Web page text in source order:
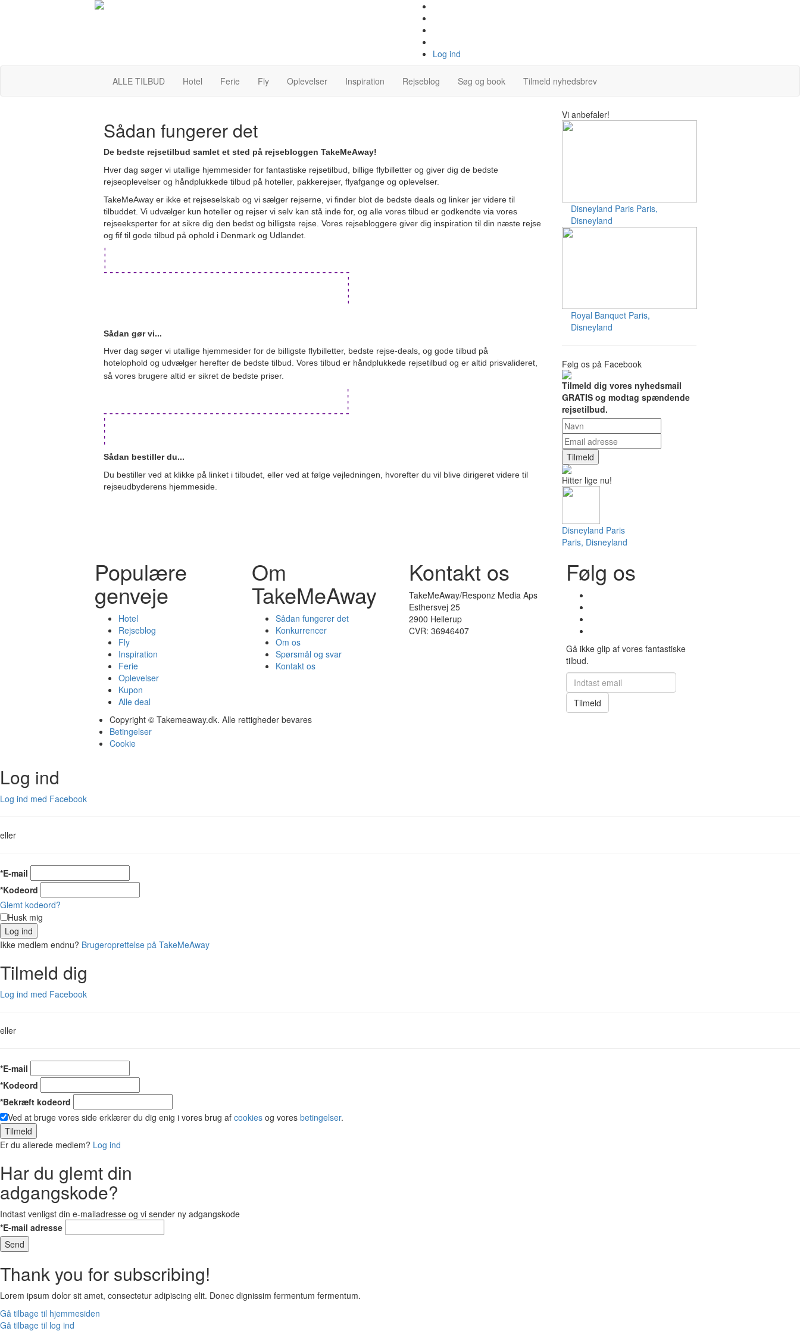
Log ind
ALLE TILBUD Hotel Ferie Fly Oplevelser Inspiration Rejseblog Søg og book Tilmeld nyhedsbrev
Sådan fungerer det
De bedste rejsetilbud samlet et sted på rejsebloggen TakeMeAway!
Hver dag søger vi utallige hjemmesider for fantastiske rejsetilbud, billige flybilletter og giver dig de bedste
rejseoplevelser og håndplukkede tilbud på hoteller, pakkerejser, flyafgange og oplevelser.
TakeMeAway er ikke et rejseselskab og vi sælger rejserne, vi finder blot de bedste deals og linker jer videre til
tilbuddet. Vi udvælger kun hoteller og rejser vi selv kan stå inde for, og alle vores tilbud er godkendte via vores
rejseeksperter for at sikre dig den bedst og billigste rejse. Vores rejsebloggere giver dig inspiration til din næste rejse
og fif til gode tilbud på ophold i Denmark og Udlandet.
Sådan gør vi...
Hver dag søger vi utallige hjemmesider for de billigste flybilletter, bedste rejse-deals, og gode tilbud på
hotelophold og udvælger herefter de bedste tilbud Vores tilbud er håndplukkede rejsetilbud og er altid prisvalideret,
så vores brugere altid er sikret de bedste priser.
Sådan bestiller du...
Du bestiller ved at klikke på linket i tilbudet, eller ved at følge vejledningen,
hvorefter du vil blive dirigeret videre til
rejseudbyderens hjemmeside.
Vi anbefaler!
Disneyland Paris Paris,
Disneyland
Royal Banquet Paris,
Disneyland
Følg os på Facebook
Tilmeld dig vores nyhedsmail
GRATIS og modtag spændende
rejsetilbud.
Tilmeld
Hitter lige nu!
Disneyland Paris
Paris, Disneyland
Populære
genveje
Hotel
Rejseblog
Fly
Inspiration
Ferie
Oplevelser
Kupon
Alle deal
Om
TakeMeAway
Sådan fungerer det
Konkurrencer
Om os
Spørsmål og svar
Kontakt os
Kontakt os
TakeMeAway/Responz Media Aps
Esthersvej 25
2900 Hellerup
CVR: 36946407
Følg os
Gå ikke glip af vores fantastiske
tilbud.
Tilmeld
Copyright © Takemeaway.dk. Alle rettigheder bevares
Betingelser
Cookie
Log ind
Log ind med Facebook
eller
*E-mail
*Kodeord
Glemt kodeord?
Husk mig
Log ind
Ikke medlem endnu? Brugeroprettelse på TakeMeAway
Tilmeld dig
Log ind med Facebook
eller
*E-mail
*Kodeord
*Bekræft kodeord
Ved at bruge vores side erklærer du dig enig i vores brug af cookies og vores betingelser.
Tilmeld
Er du allerede medlem? Log ind
Har du glemt din
adgangskode?
Indtast venligst din e-mailadresse og vi sender ny adgangskode
*E-mail adresse
Send
Thank you for subscribing!
Lorem ipsum dolor sit amet, consectetur adipiscing elit. Donec dignissim fermentum fermentum.
Gå tilbage til hjemmesiden
Gå tilbage til log ind